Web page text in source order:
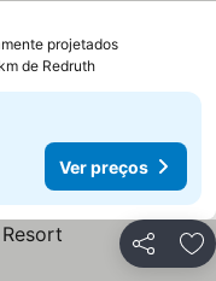
projetados
de Redruth
Ver preços
Partilhar